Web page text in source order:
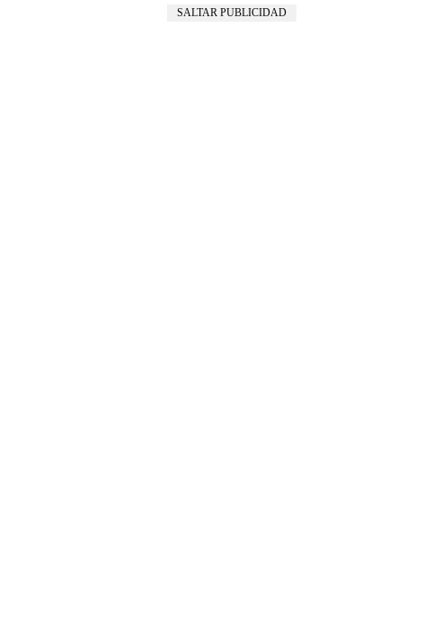
SALTAR PUBLICIDAD